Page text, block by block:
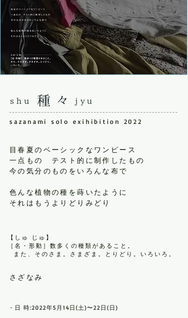
sazanami solo exihibition 2022
目春夏のベーシックなワンピース
一点もの テスト的に制作したもの
今の気分のものをいろんな布で
色んな植物の種を蒔いたように
それはもうよりどりみどり
さざなみ
・日 時:2022年5月14日(土)〜22日(日)
【しゅ じゅ】
［名・形動］数多くの種類があること。
また、そのさま。さまざま。とりどり。いろいろ。
shu jyu
種々